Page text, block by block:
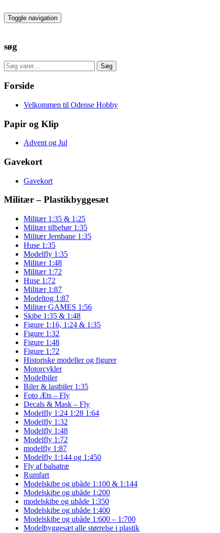
to
the
Toggle navigation
søg
Søg
efter:
Søg
Forside
Velkommen til Odense Hobby
Papir og Klip
Advent og Jul
Gavekort
Gavekort
Militær – Plastikbyggesæt
Militær 1:35 & 1:25
Militær tilbehør 1:35
Militær Jernbane 1:35
Huse 1:35
Modelfly 1:35
Militær 1:48
Militær 1:72
Huse 1:72
Militær 1:87
Modeltog 1:87
Militær GAMES 1:56
Skibe 1:35 & 1:48
Figure 1:16, 1:24 & 1:35
Figure 1:32
Figure 1:48
Figure 1:72
Historiske modeller og figurer
Motorcykler
Modelbiler
Biler & lastbiler 1:35
Foto Æts – Fly
Decals & Mask – Fly
Modelfly 1:24 1:28 1:64
Modelfly 1:32
Modelfly 1:48
Modelfly 1:72
modelfly 1:87
Modelfly 1:144 og 1:450
Fly af balsatræ
Rumfart
Modelskibe og ubåde 1:100 & 1:144
Modelskibe og ubåde 1:200
modelskibe og ubåde 1:350
Modelskibe og ubåde 1:400
Modelskibe og ubåde 1:600 – 1:700
Modelbyggesæt alle størrelse i plastik